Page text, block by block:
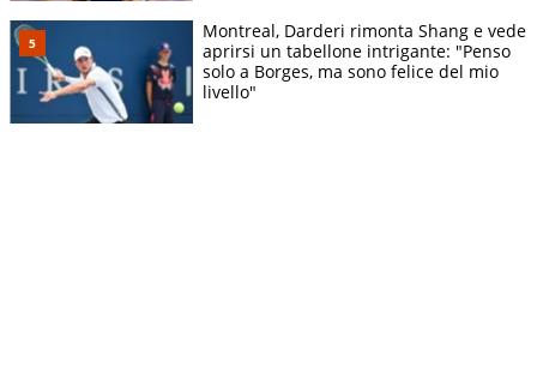
Montreal, Darderi rimonta Shang e vede
aprirsi un tabellone intrigante: "Penso
solo a Borges, ma sono felice del mio
livello"